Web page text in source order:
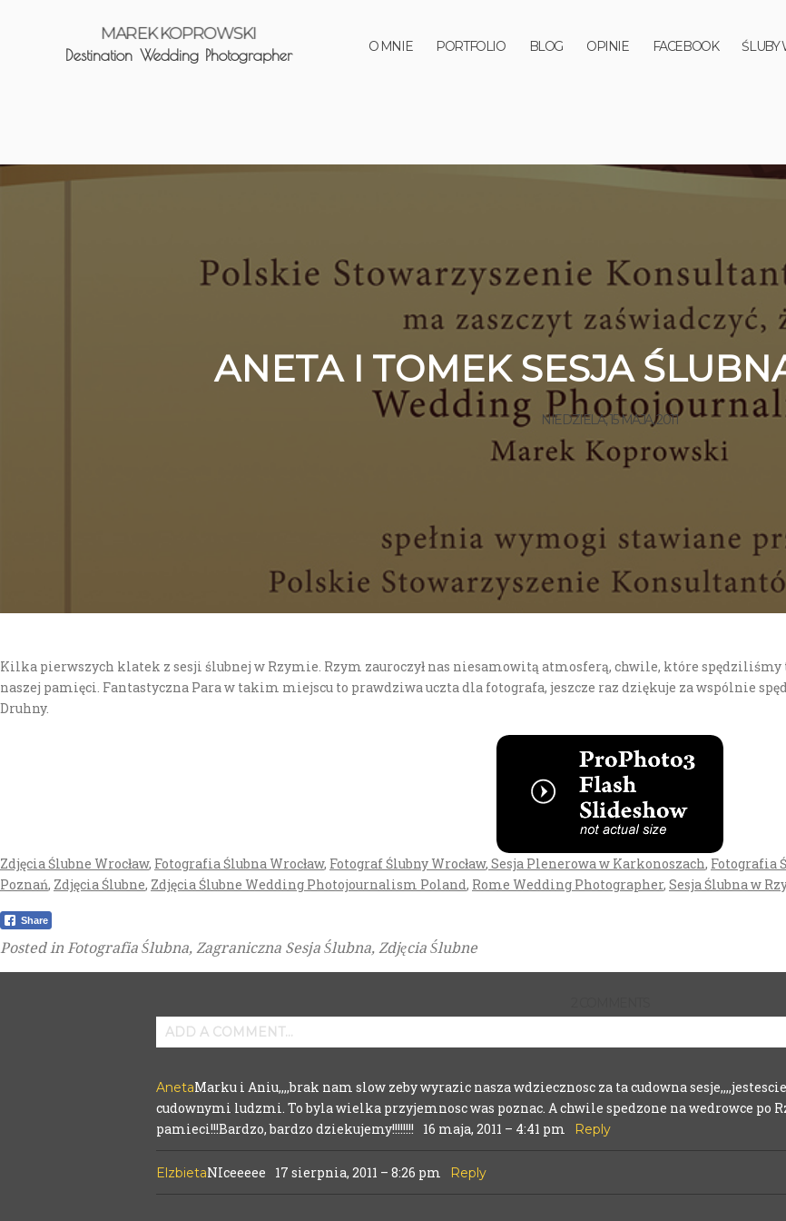
MAREK KOPROWSKI
Destination Wedding Photographer O MNIE PORTFOLIO BLOG OPINIE FACEBOOK ŚLUBY
ANETA I TOMEK SESJA
NIEDZIELA, 15 MAJA, 2011
Kilka pierwszych klatek z sesji ślubnej w Rzymie. Rzym zauroczył nas niesamowitą atmosferą, chwile, które spędziliśmy
naszej pamięci. Fantastyczna Para w takim miejscu to prawdziwa uczta dla fotografa, jeszcze raz dziękuje za wspólnie
Druhny.
Zdjęcia Ślubne Wrocław, Fotografia Ślubna Wrocław, Fotograf Ślubny Wrocław, Sesja Plenerowa w Karkonoszach, Fotografia
Poznań, Zdjęcia Ślubne, Zdjęcia Ślubne Wedding Photojournalism Poland, Rome Wedding Photographer, Sesja Ślubna w
Share
Posted in Fotografia Ślubna, Zagraniczna Sesja Ślubna, Zdjęcia Ślubne
ADD A COMMENT...
AnetaMarku i Aniu,,,,brak nam slow zeby wyrazic nasza wdziecznosc za ta cudowna
cudownymi ludzmi. To byla wielka przyjemnosc was poznac. A chwile spedzone na wedrowce po
pamieci!!!Bardzo, bardzo dziekujemy!!!!!!!!
16 maja, 2011 – 4:41 pm Reply
ElzbietaNIceeeee 17 sierpnia, 2011 – 8:26 pm Reply